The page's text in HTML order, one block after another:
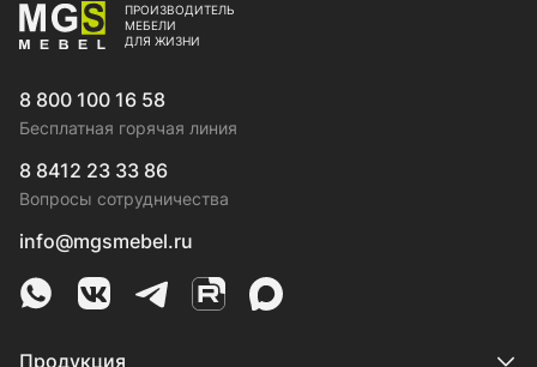
ПРОИЗВОДИТЕЛЬ
МЕБЕЛИ
ДЛЯ ЖИЗНИ
8 800 100 16 58
Бесплатная горячая линия
8 8412 23 33 86
Вопросы сотрудничества
info@mgsmebel.ru
MGS Mebel в Whatsapp
MGS Mebel в VK
MGS Mebel в Telegram
MGS Mebel на Rutube
MGS Mebel на MAX
Продукция